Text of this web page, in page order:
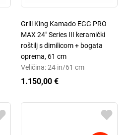
Grill King Kamado EGG PRO
MAX 24" Series III keramički
roštilj s dimilicom + bogata
oprema, 61 cm
Veličina: 24 in/61 cm
1.150,00 €